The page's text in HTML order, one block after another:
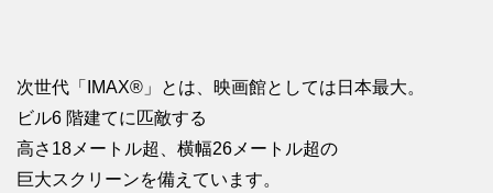
次世代「IMAX®」とは、映画館としては日本最大。
ビル6 階建てに匹敵する
高さ18メートル超、横幅26メートル超の
巨大スクリーンを備えています。